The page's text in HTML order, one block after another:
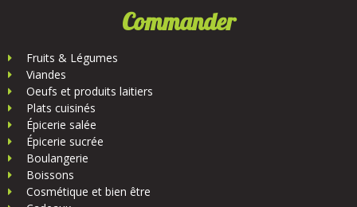
Commander
Fruits & Légumes
Viandes
Oeufs et produits laitiers
Plats cuisinés
Épicerie salée
Épicerie sucrée
Boulangerie
Boissons
Cosmétique et bien être